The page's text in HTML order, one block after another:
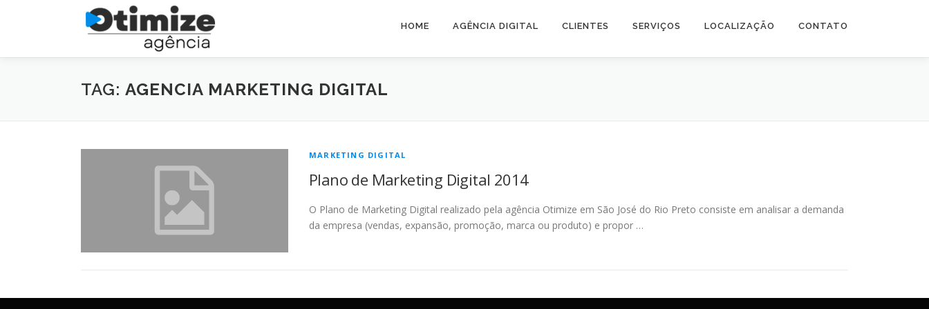
conteúdo
HOME AGÊNCIA DIGITAL CLIENTES SERVIÇOS LOCALIZAÇÃO CONTATO
TAG: AGENCIA MARKETING DIGITAL
MARKETING DIGITAL
Plano de Marketing Digital 2014
O Plano de Marketing Digital realizado pela agência Otimize em São José do Rio Preto consiste em analisar a demanda
da empresa (vendas, expansão, promoção, marca ou produto) e propor …